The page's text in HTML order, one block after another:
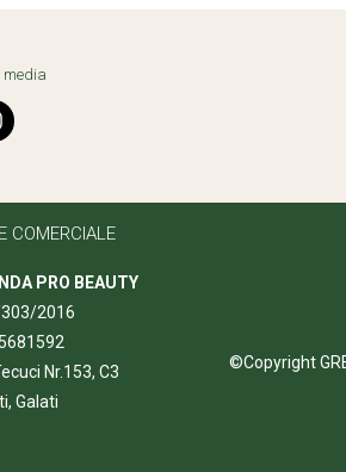
media
COMERCIALE
PRO BEAUTY
2016
Nr.153, C3
Galati
©Copyright